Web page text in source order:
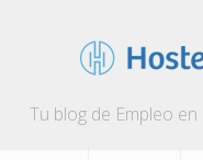
Tu blog de Empleo